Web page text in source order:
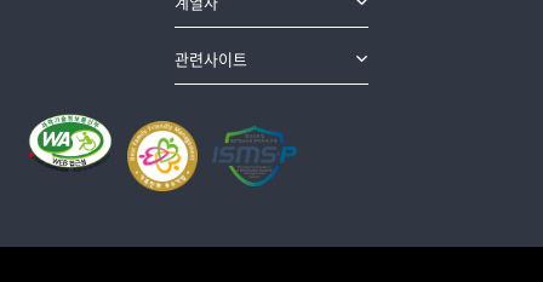
관련사이트